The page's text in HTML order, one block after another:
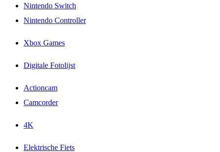
Nintendo Switch
Nintendo Controller
Xbox Games
Digitale Fotolijst
Actioncam
Camcorder
4K
Elektrische Fiets